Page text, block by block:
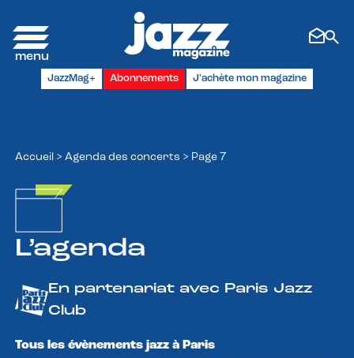
JazzMag+ Abonnements J'achète mon magazine
Accueil > Agenda des concerts > Page 7
L’agenda
En partenariat avec Paris Jazz
Club
Tous les évènements jazz à Paris